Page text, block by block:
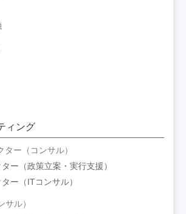
ィング
ター（コンサル）
ー（政策立案・実行支援）
ー（ITコンサル）
サル）